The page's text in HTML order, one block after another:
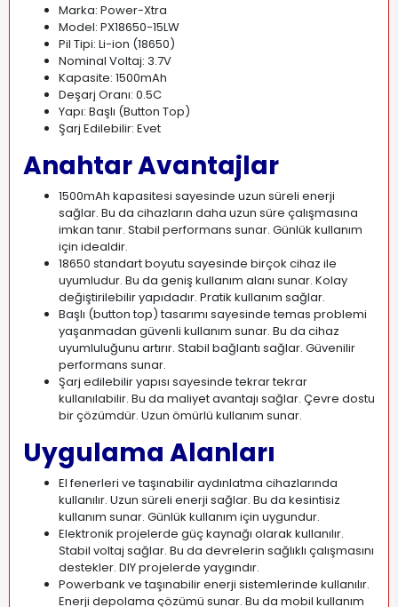
Marka: Power-Xtra
Model: PX18650-15LW
Pil Tipi: Li-ion (18650)
Nominal Voltaj: 3.7V
Kapasite: 1500mAh
Deşarj Oranı: 0.5C
Yapı: Başlı (Button Top)
Şarj Edilebilir: Evet
Anahtar Avantajlar
1500mAh kapasitesi sayesinde uzun süreli enerji
sağlar. Bu da cihazların daha uzun süre çalışmasına
imkan tanır. Stabil performans sunar. Günlük kullanım
için idealdir.
18650 standart boyutu sayesinde birçok cihaz ile
uyumludur. Bu da geniş kullanım alanı sunar. Kolay
değiştirilebilir yapıdadır. Pratik kullanım sağlar.
Başlı (button top) tasarımı sayesinde temas problemi
yaşanmadan güvenli kullanım sunar. Bu da cihaz
uyumluluğunu artırır. Stabil bağlantı sağlar. Güvenilir
performans sunar.
Şarj edilebilir yapısı sayesinde tekrar tekrar
kullanılabilir. Bu da maliyet avantajı sağlar. Çevre dostu
bir çözümdür. Uzun ömürlü kullanım sunar.
Uygulama Alanları
El fenerleri ve taşınabilir aydınlatma cihazlarında
kullanılır. Uzun süreli enerji sağlar. Bu da kesintisiz
kullanım sunar. Günlük kullanım için uygundur.
Elektronik projelerde güç kaynağı olarak kullanılır.
Stabil voltaj sağlar. Bu da devrelerin sağlıklı çalışmasını
destekler. DIY projelerde yaygındır.
Powerbank ve taşınabilir enerji sistemlerinde kullanılır.
Enerji depolama çözümü sunar. Bu da mobil kullanım